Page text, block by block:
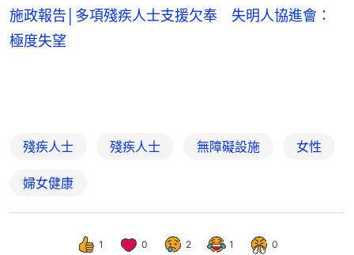
施政報告│多項殘疾人士支援欠奉 失明人協進會：
極度失望
殘疾人士 殘疾人士 無障礙設施 女性
婦女健康
1 0 2 1 0